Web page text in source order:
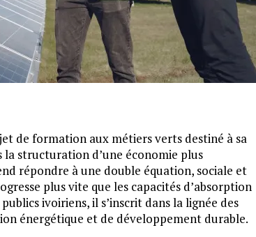
de formation aux métiers verts destiné à sa
structuration d’une économie plus
répondre à une double équation, sociale et
plus vite que les capacités d’absorption
ivoiriens, il s’inscrit dans la lignée des
énergétique et de développement durable.